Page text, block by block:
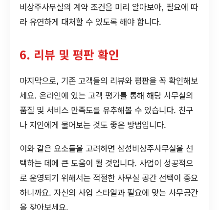
비상주사무실의 계약 조건을 미리 알아보아, 필요에 따
라 유연하게 대처할 수 있도록 해야 합니다.
6. 리뷰 및 평판 확인
마지막으로, 기존 고객들의 리뷰와 평판을 꼭 확인해보
세요. 온라인에 있는 고객 평가를 통해 해당 사무실의
품질 및 서비스 만족도를 유추해볼 수 있습니다. 친구
나 지인에게 물어보는 것도 좋은 방법입니다.
이와 같은 요소들을 고려하면 삼성비상주사무실을 선
택하는 데에 큰 도움이 될 것입니다. 사업이 성공적으
로 운영되기 위해서는 적절한 사무실 공간 선택이 중요
하니까요. 자신의 사업 스타일과 필요에 맞는 사무공간
을 찾아보세요.